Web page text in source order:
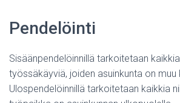
Pendelöinti
Sisäänpendelöinnillä tarkoitetaan
työssäkäyviä, joiden asuinkunta on muu
Ulospendelöinnillä tarkoitetaan kaikkia